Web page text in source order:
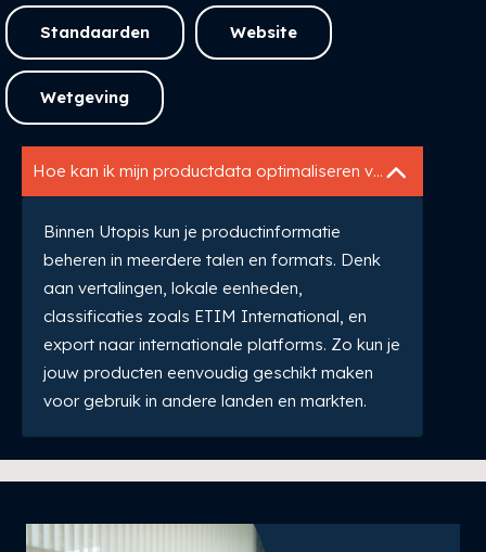
Standaarden Website
Wetgeving
Hoe kan ik mijn productdata optimaliseren voor internationale markten?
Binnen Utopis kun je productinformatie
beheren in meerdere talen en formats. Denk
aan vertalingen, lokale eenheden,
classificaties zoals ETIM International, en
export naar internationale platforms. Zo kun je
jouw producten eenvoudig geschikt maken
voor gebruik in andere landen en markten.